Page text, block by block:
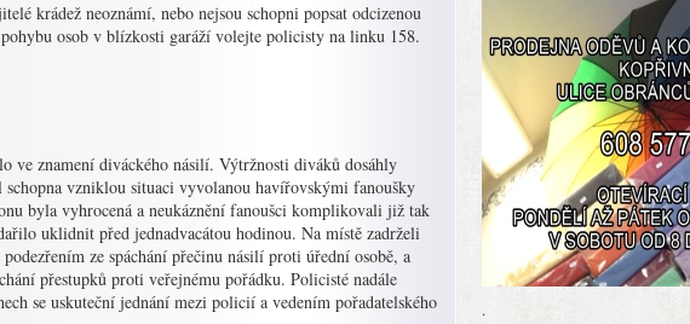
krádež neoznámí, nebo nejsou schopni popsat odcizenou
osob v blízkosti garáží volejte policisty na linku 158.
znamení diváckého násilí. Výtržnosti diváků dosáhly
vzniklou situaci vyvolanou havířovskými fanoušky
byla vyhrocená a neukáznění fanoušci komplikovali již tak
uklidnit před jednadvacátou hodinou. Na místě zadrželi
ze spáchání přečinu násilí proti úřední osobě, a
přestupků proti veřejnému pořádku. Policisté nadále
se uskuteční jednání mezi policií a vedením pořadatelského
.